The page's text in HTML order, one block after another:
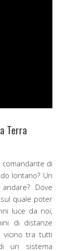
Terra
comandante di
lontano? Un
Dove
quale poter
luce da noi,
di distanze
vicino tra tutti
un sistema